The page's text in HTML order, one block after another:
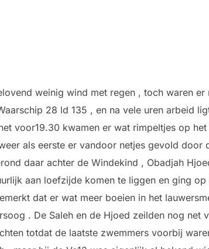
weinig wind met regen , toch waren er
28 ld 135 , en na vele uren arbeid
voor19.30 kwamen er wat rimpeltjes op
als eerste er vandoor netjes gevold door
daar achter de Windekind , Obadjah
aan loefzijde komen te liggen en ging op
dat er wat meer boeien in het
. De Saleh en de Hjoed zeilden nog net
totdat de laatste zwemmers voorbij